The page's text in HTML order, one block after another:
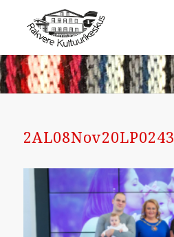
2AL08Nov20LP0243